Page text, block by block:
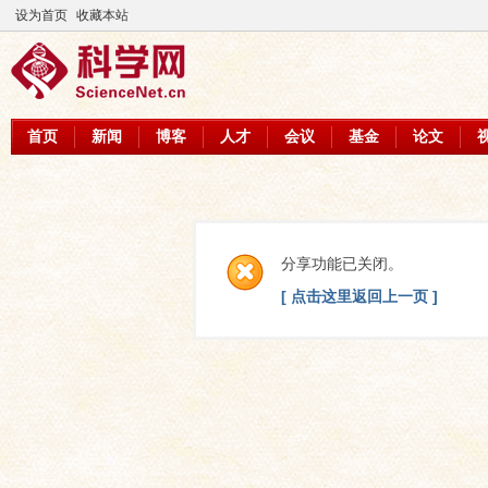
设为首页 收藏本站
首页 新闻 博客 人才 会议 基金 论文
分享功能已关闭。
[ 点击这里返回上一页 ]